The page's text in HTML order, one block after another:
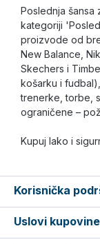
Poslednja šansa
kategoriji
proizvode od
New Balance,
Skechers i
košarku i
trenerke, torbe,
ograničene –
Kupuj lako i
Korisnička
Uslovi kupovine